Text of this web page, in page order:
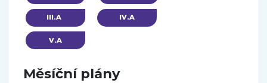
III.A IV.A
V.A
Měsíční plány